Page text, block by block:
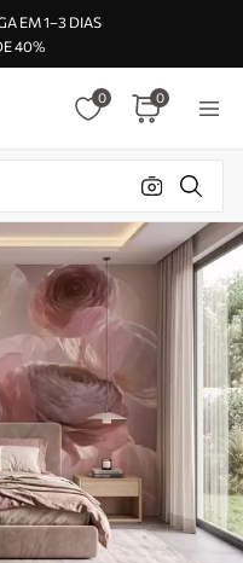
EM 1–3 DIAS
40%
0 0